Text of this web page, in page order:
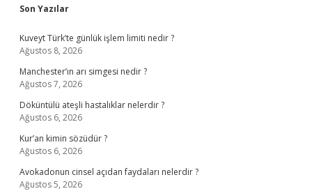
Sidebar
Son Yazılar
Kuveyt Türk’te günlük işlem limiti nedir ?
Ağustos 8, 2026
Manchester’ın arı simgesi nedir ?
Ağustos 7, 2026
Döküntülü ateşli hastalıklar nelerdir ?
Ağustos 6, 2026
Kur’an kimin sözüdür ?
Ağustos 6, 2026
Avokadonun cinsel açıdan faydaları nelerdir ?
Ağustos 5, 2026